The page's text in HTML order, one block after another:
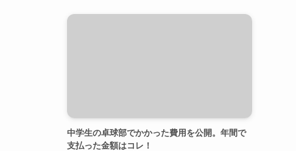
中学生の卓球部でかかった費用を公開。年間で
支払った金額はコレ！